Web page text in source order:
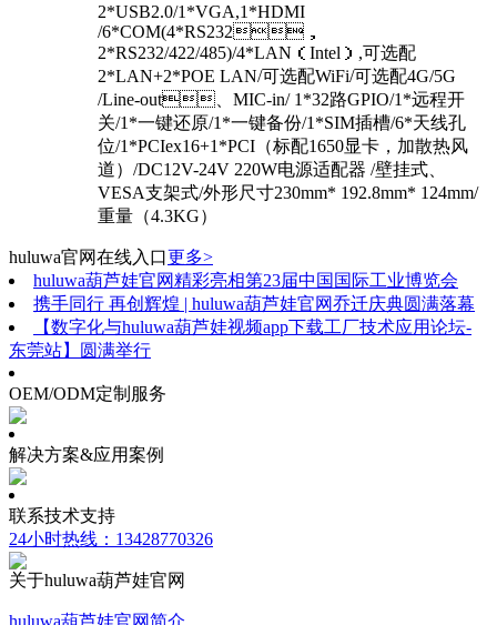
2*USB2.0/1*VGA,1*HDMI
/6*COM(4*RS232，
2*RS232/422/485)/4*LAN（Intel）,可选配
2*LAN+2*POE LAN/可选配WiFi/可选配4G/5G
/Line-out、MIC-in/ 1*32路GPIO/1*远程开
关/1*一键还原/1*一键备份/1*SIM插槽/6*天线孔
位/1*PCIex16+1*PCI（标配1650显卡，加散热风
道）/DC12V-24V 220W电源适配器 /壁挂式、
VESA支架式/外形尺寸230mm* 192.8mm* 124mm/
重量（4.3KG）
huluwa官网在线入口更多>
huluwa葫芦娃官网精彩亮相第23届中国国际工业博览会
携手同行 再创辉煌 | huluwa葫芦娃官网乔迁庆典圆满落幕
【数字化与huluwa葫芦娃视频app下载工厂技术应用论坛-
东莞站】圆满举行
OEM/ODM定制服务
解决方案&应用案例
联系技术支持
24小时热线：13428770326
关于huluwa葫芦娃官网
huluwa葫芦娃官网简介